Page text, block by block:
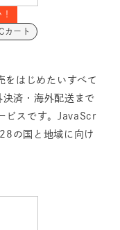
カート
をはじめたいすべて
済・海外配送まで
ビスです。JavaScr
の国と地域に向け